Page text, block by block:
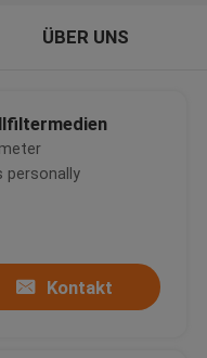
ÜBER UNS
personally
Kontakt